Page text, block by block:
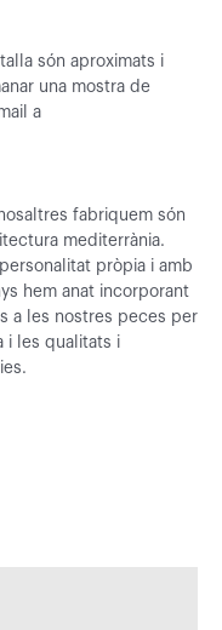
són aproximats i
una mostra de
a
fabriquem són
mediterrània.
pròpia i amb
hem anat incorporant
a les nostres peces per
i les qualitats i